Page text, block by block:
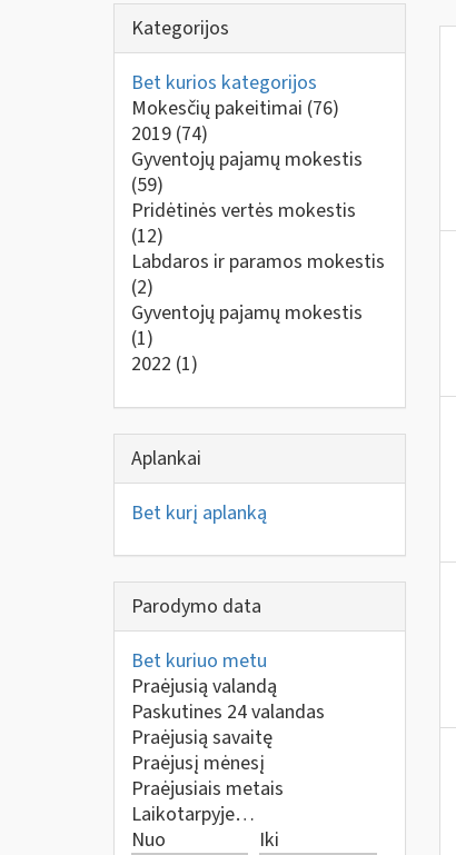
Kategorijos
Bet kurios kategorijos
Mokesčių pakeitimai (76)
2019 (74)
Gyventojų pajamų mokestis
(59)
Pridėtinės vertės mokestis
(12)
Labdaros ir paramos mokestis
(2)
Gyventojų pajamų mokestis
(1)
2022 (1)
Aplankai
Bet kurį aplanką
Parodymo data
Bet kuriuo metu
Praėjusią valandą
Paskutines 24 valandas
Praėjusią savaitę
Praėjusį mėnesį
Praėjusiais metais
Laikotarpyje…
Nuo
Iki